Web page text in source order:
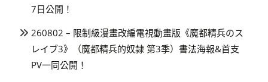
7日公開！
260802 – 限制級漫畫改編電視動畫版《魔都精兵のス
レイブ3》（魔都精兵的奴隸 第3季）書法海報&首支
PV一同公開！